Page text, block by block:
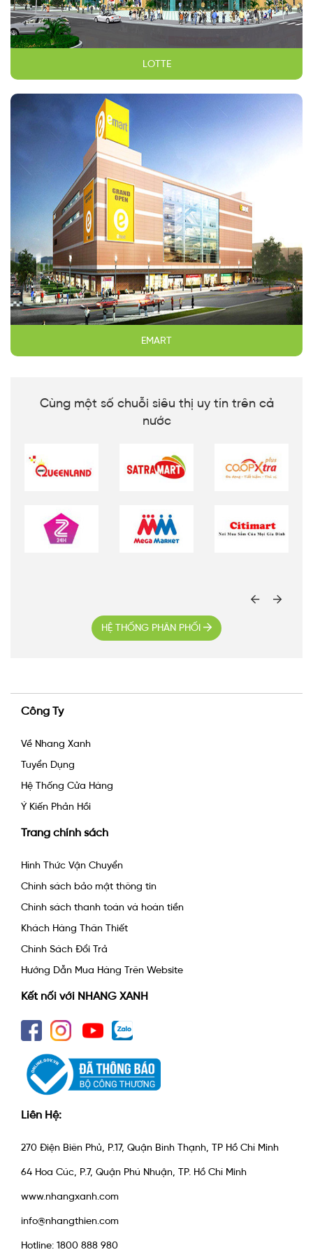
LOTTE
EMART
Cùng một số chuỗi siêu thị uy tín trên cả
nước
HỆ THỐNG PHÂN PHỐI
Công Ty
Về Nhang Xanh
Tuyển Dụng
Hệ Thống Cửa Hàng
Ý Kiến Phản Hồi
Trang chính sách
Hình Thức Vận Chuyển
Chính sách bảo mật thông tin
Chính sách thanh toán và hoàn tiền
Khách Hàng Thân Thiết
Chính Sách Đổi Trả
Hướng Dẫn Mua Hàng Trên Website
Kết nối với NHANG XANH
Liên Hệ:
270 Điện Biên Phủ, P.17, Quận Bình Thạnh, TP Hồ Chí Minh
64 Hoa Cúc, P.7, Quận Phú Nhuận, TP. Hồ Chí Minh
www.nhangxanh.com
info@nhangthien.com
Hotline: 1800 888 980